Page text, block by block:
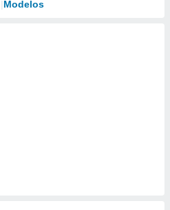
Modelos